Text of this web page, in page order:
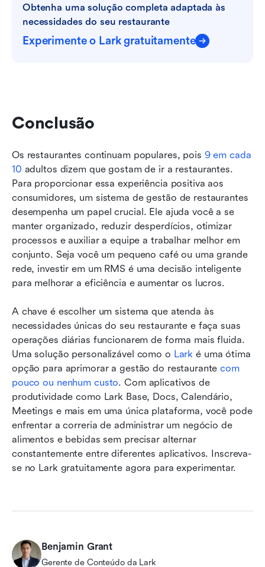
Obtenha uma solução completa adaptada às
necessidades do seu restaurante
Experimente o Lark gratuitamente
Conclusão
Os restaurantes continuam populares, pois 9 em cada
10 adultos dizem que gostam de ir a restaurantes.
Para proporcionar essa experiência positiva aos
consumidores, um sistema de gestão de restaurantes
desempenha um papel crucial. Ele ajuda você a se
manter organizado, reduzir desperdícios, otimizar
processos e auxiliar a equipe a trabalhar melhor em
conjunto. Seja você um pequeno café ou uma grande
rede, investir em um RMS é uma decisão inteligente
para melhorar a eficiência e aumentar os lucros.
A chave é escolher um sistema que atenda às
necessidades únicas do seu restaurante e faça suas
operações diárias funcionarem de forma mais fluida.
Uma solução personalizável como o Lark é uma ótima
opção para aprimorar a gestão do restaurante com
pouco ou nenhum custo. Com aplicativos de
produtividade como Lark Base, Docs, Calendário,
Meetings e mais em uma única plataforma, você pode
enfrentar a correria de administrar um negócio de
alimentos e bebidas sem precisar alternar
constantemente entre diferentes aplicativos. Inscreva-
se no Lark gratuitamente agora para experimentar.
Benjamin Grant
Gerente de Conteúdo da Lark